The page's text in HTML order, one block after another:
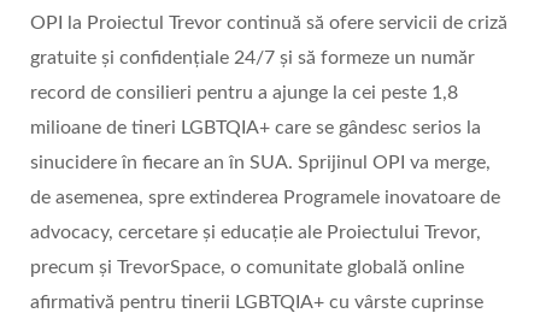
OPI la Proiectul Trevor continuă să ofere servicii de criză
gratuite și confidențiale 24/7 și să formeze un număr
record de consilieri pentru a ajunge la cei peste 1,8
milioane de tineri LGBTQIA+ care se gândesc serios la
sinucidere în fiecare an în SUA. Sprijinul OPI va merge,
de asemenea, spre extinderea Programele inovatoare de
advocacy, cercetare și educație ale Proiectului Trevor,
precum și TrevorSpace, o comunitate globală online
afirmativă pentru tinerii LGBTQIA+ cu vârste cuprinse